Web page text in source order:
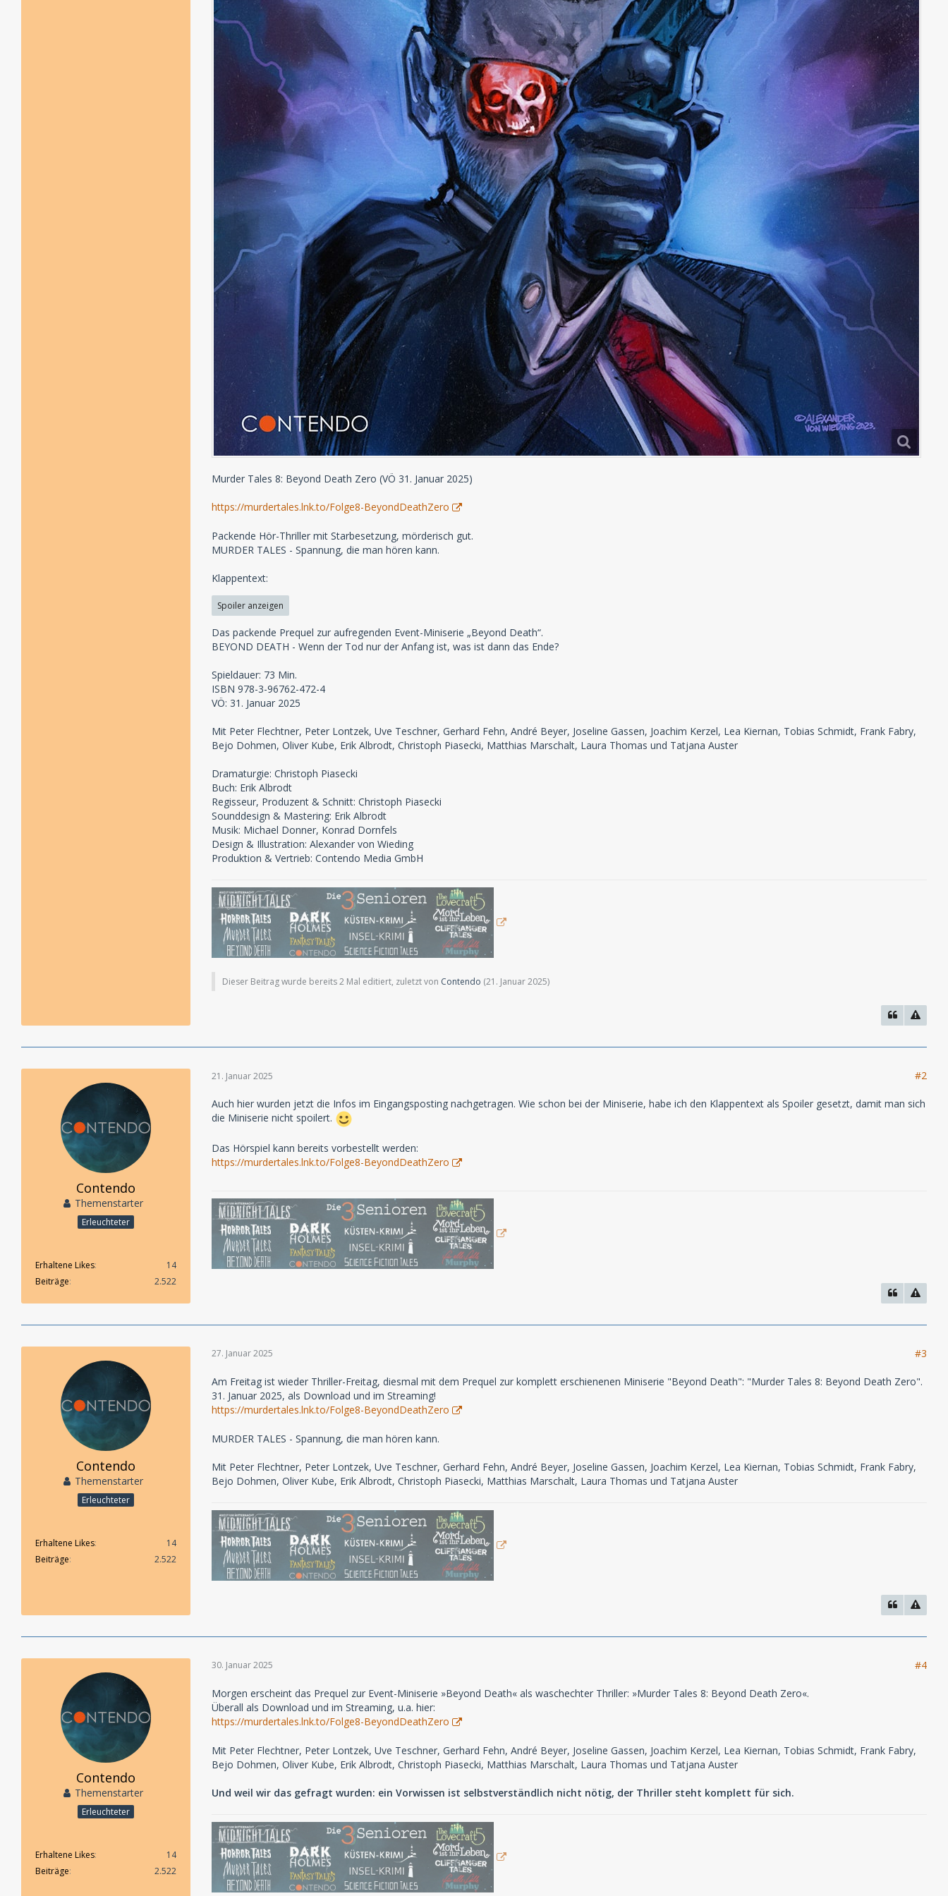
Murder Tales 8: Beyond Death Zero (VÖ 31. Januar 2025)
https://murdertales.lnk.to/Folge8-BeyondDeathZero
Packende Hör-Thriller mit Starbesetzung, mörderisch gut.
MURDER TALES - Spannung, die man hören kann.
Klappentext:
Spoiler anzeigen
Das packende Prequel zur aufregenden Event-Miniserie „Beyond Death“.
BEYOND DEATH - Wenn der Tod nur der Anfang ist, was ist dann das Ende?
Spieldauer: 73 Min.
ISBN 978-3-96762-472-4
VÖ: 31. Januar 2025
Mit Peter Flechtner, Peter Lontzek, Uve Teschner, Gerhard Fehn, André Beyer, Joseline Gassen, Joachim Kerzel, Lea Kiernan, Tobias Schmidt, Frank Fabry,
Bejo Dohmen, Oliver Kube, Erik Albrodt, Christoph Piasecki, Matthias Marschalt, Laura Thomas und Tatjana Auster
Dramaturgie: Christoph Piasecki
Buch: Erik Albrodt
Regisseur, Produzent & Schnitt: Christoph Piasecki
Sounddesign & Mastering: Erik Albrodt
Musik: Michael Donner, Konrad Dornfels
Design & Illustration: Alexander von Wieding
Produktion & Vertrieb: Contendo Media GmbH
Dieser Beitrag wurde bereits 2 Mal editiert, zuletzt von Contendo (21. Januar 2025)
Contendo
Themenstarter
Erleuchteter
Erhaltene Likes
14
Beiträge
2.522
21. Januar 2025 #2
Auch hier wurden jetzt die Infos im Eingangsposting nachgetragen. Wie schon bei der Miniserie, habe ich den Klappentext als Spoiler gesetzt, damit man sich
die Miniserie nicht spoilert.
Das Hörspiel kann bereits vorbestellt werden:
https://murdertales.lnk.to/Folge8-BeyondDeathZero
Contendo
Themenstarter
Erleuchteter
Erhaltene Likes
14
Beiträge
2.522
27. Januar 2025 #3
Am Freitag ist wieder Thriller-Freitag, diesmal mit dem Prequel zur komplett erschienenen Miniserie "Beyond Death": "Murder Tales 8: Beyond Death Zero".
31. Januar 2025, als Download und im Streaming!
https://murdertales.lnk.to/Folge8-BeyondDeathZero
MURDER TALES - Spannung, die man hören kann.
Mit Peter Flechtner, Peter Lontzek, Uve Teschner, Gerhard Fehn, André Beyer, Joseline Gassen, Joachim Kerzel, Lea Kiernan, Tobias Schmidt, Frank Fabry,
Bejo Dohmen, Oliver Kube, Erik Albrodt, Christoph Piasecki, Matthias Marschalt, Laura Thomas und Tatjana Auster
Contendo
Themenstarter
Erleuchteter
Erhaltene Likes
14
Beiträge
2.522
30. Januar 2025 #4
Morgen erscheint das Prequel zur Event-Miniserie »Beyond Death« als waschechter Thriller: »Murder Tales 8: Beyond Death Zero«.
Überall als Download und im Streaming, u.a. hier:
https://murdertales.lnk.to/Folge8-BeyondDeathZero
Mit Peter Flechtner, Peter Lontzek, Uve Teschner, Gerhard Fehn, André Beyer, Joseline Gassen, Joachim Kerzel, Lea Kiernan, Tobias Schmidt, Frank Fabry,
Bejo Dohmen, Oliver Kube, Erik Albrodt, Christoph Piasecki, Matthias Marschalt, Laura Thomas und Tatjana Auster
Und weil wir das gefragt wurden: ein Vorwissen ist selbstverständlich nicht nötig, der Thriller steht komplett für sich.